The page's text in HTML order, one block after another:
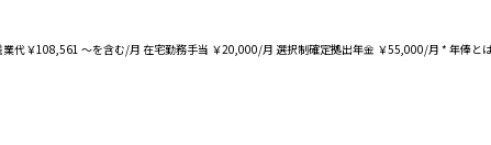
￥108,561 ～を含む/月 在宅勤務手当 ￥20,000/月 選択制確定拠出年金 ￥55,000/月 * 年俸と